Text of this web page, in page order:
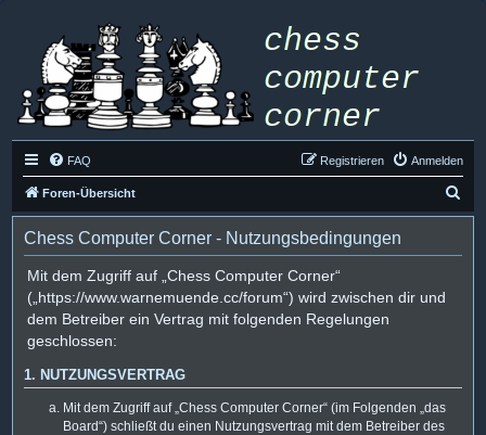
FAQ Anmelden
Registrieren
Foren-Übersicht
u
Chess Computer Corner - Nutzungsbedingungen
Mit dem Zugriff auf „Chess Computer Corner“
(„https://www.warnemuende.cc/forum“) wird zwischen dir und
dem Betreiber ein Vertrag mit folgenden Regelungen
geschlossen:
1. NUTZUNGSVERTRAG
Mit dem Zugriff auf „Chess Computer Corner“ (im Folgenden „das
Board“) schließt du einen Nutzungsvertrag mit dem Betreiber des